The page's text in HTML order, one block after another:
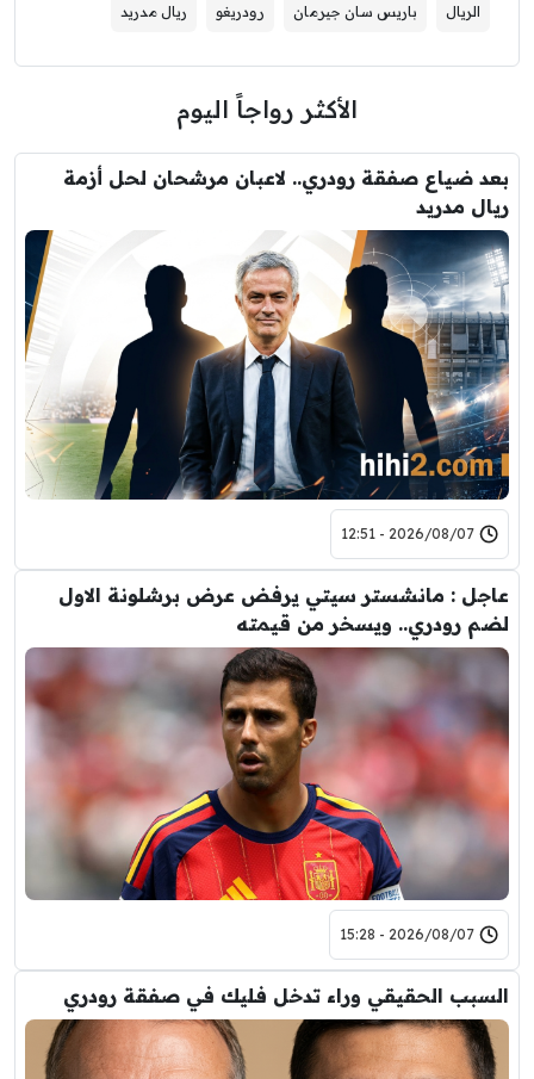
الريال باريس سان جيرمان رودريغو ريال مدريد
الأكثر رواجاً اليوم
بعد ضياع صفقة رودري.. لاعبان مرشحان لحل أزمة
ريال مدريد
2026/08/07 - 12:51
عاجل : مانشستر سيتي يرفض عرض برشلونة الاول
لضم رودري.. ويسخر من قيمته
2026/08/07 - 15:28
السبب الحقيقي وراء تدخل فليك في صفقة رودري